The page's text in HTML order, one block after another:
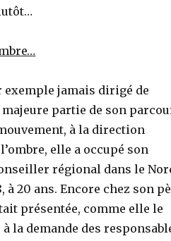
exemple jamais dirigé de
partie de son
à la direction
elle a occupé son
régional dans le
à 20 ans. Encore chez son
présentée, comme elle le
la demande des